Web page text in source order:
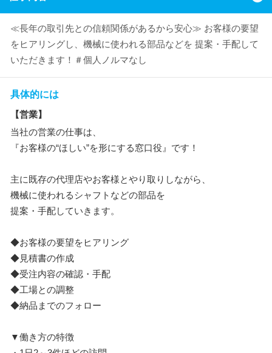
≪長年の取引先との信頼関係があるから安心≫ お客様の要望
をヒアリングし、機械に使われる部品などを 提案・手配して
いただきます！＃個人ノルマなし
具体的には
【営業】
当社の営業の仕事は、
『お客様の“ほしい”を形にする窓口役』です！
主に既存の代理店やお客様とやり取りしながら、
機械に使われるシャフトなどの部品を
提案・手配していきます。
◆お客様の要望をヒアリング
◆見積書の作成
◆受注内容の確認・手配
◆工場との調整
◆納品までのフォロー
▼働き方の特徴